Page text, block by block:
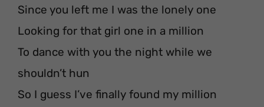
Since you left me I was the lonely one
Looking for that girl one in a million
To dance with you the night while we
shouldn’t hun
So I guess I’ve finally found my million